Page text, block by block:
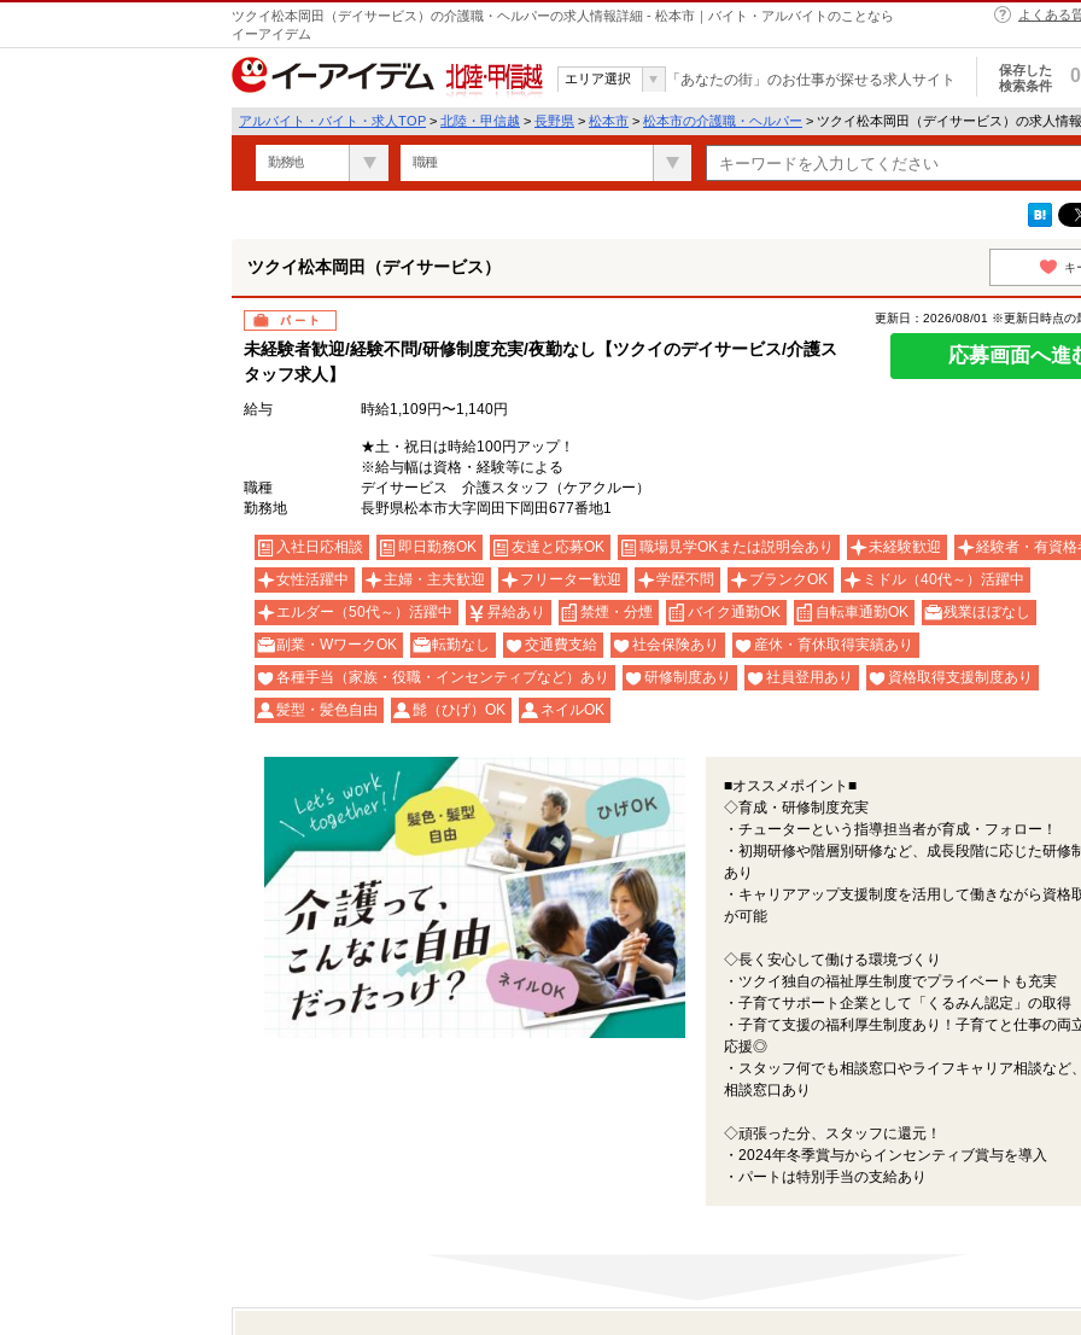
ツクイ松本岡田（デイサービス）の介護職・ヘルパーの求人情報詳細 - 松本市｜バイト・アルバイトのことなら
イーアイデム
よくある
北陸・甲信越
エリア選択 「あなたの街」のお仕事が探せる求人サイト
保存した
検索条件
0
アルバイト・バイト・求人TOP > 北陸・甲信越 > 長野県 > 松本市 > 松本市の介護職・ヘルパー > ツクイ松本岡田（デイサービス）の求人情
勤務地 職種
ツクイ松本岡田（デイサービス） キ
パート
未経験者歓迎/経験不問/研修制度充実/夜勤なし【ツクイのデイサービス/介護ス
タッフ求人】
更新日：2026/08/01 ※更新日時点の
応募画面へ進
給与 時給1,109円〜1,140円
★土・祝日は時給100円アップ！
※給与幅は資格・経験等による
職種
デイサービス 介護スタッフ（ケアクルー）
勤務地
長野県松本市大字岡田下岡田677番地1
入社日応相談 即日勤務OK 友達と応募OK 職場見学OKまたは説明会あり 未経験歓迎
経験者・有資格
女性活躍中
主婦・主夫歓迎 フリーター歓迎 学歴不問 ブランクOK
ミドル（40代～）活躍中
エルダー（50代～）活躍中
昇給あり 禁煙・分煙 バイク通勤OK 自転車通勤OK
残業ほぼなし
副業・WワークOK
転勤なし 交通費支給 社会保険あり
産休・育休取得実績あり
各種手当（家族・役職・インセンティブなど）あり
研修制度あり 社員登用あり
資格取得支援制度あり
髪型・髪色自由
髭（ひげ）OK ネイルOK
■オススメポイント■
◇育成・研修制度充実
・チューターという指導担当者が育成・フォロー！
・初期研修や階層別研修など、成長段階に応じた研修
あり
・キャリアアップ支援制度を活用して働きながら資格
が可能
◇長く安心して働ける環境づくり
・ツクイ独自の福祉厚生制度でプライベートも充実
・子育てサポート企業として「くるみん認定」の取得
・子育て支援の福利厚生制度あり！子育てと仕事の両
応援◎
・スタッフ何でも相談窓口やライフキャリア相談など
相談窓口あり
◇頑張った分、スタッフに還元！
・2024年冬季賞与からインセンティブ賞与を導入
・パートは特別手当の支給あり